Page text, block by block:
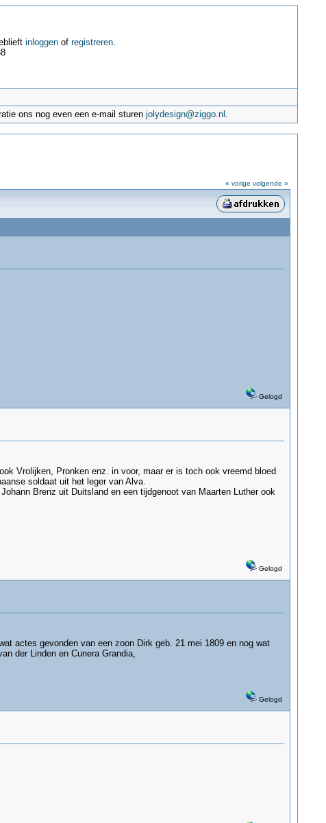
inloggenof registreren.
ons nog even een e-mail sturenjolydesign@ziggo.nl .
« vorige volgende »
Gelogd
Vrolijken, Pronken enz. in voor, maar er is toch ook vreemd bloed
soldaat uit het leger van Alva.
Brenz uit Duitsland en een tijdgenoot van Maarten Luther ook
Gelogd
actes gevonden van een zoon Dirk geb. 21 mei 1809 en nog wat
der Linden en Cunera Grandia,
Gelogd